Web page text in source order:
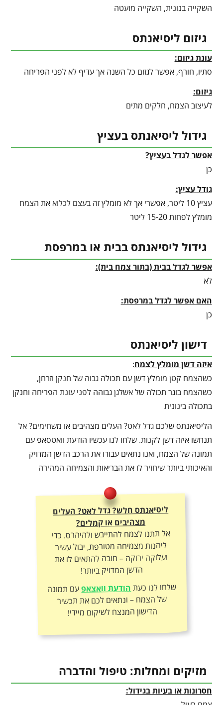
השקייה בנונית, השקייה מועטה
גיזום ליסיאנתס
עונת גיזום:
סתיו, חורף, אפשר לגזום כל השנה אך עדיף לא לפני הפריחה
גיזום:
לעיצוב הצמח, חלקים מתים
גידול ליסיאנתס בעציץ
אפשר לגדל בעציץ?
כן
גודל עציץ:
עציץ 10 ליטר, אפשרי אך לא מומלץ זה בעצם לכלוא את הצמח
מומלץ לפחות 15-20 ליטר
גידול ליסיאנתס בבית או במרפסת
אפשר לגדל בבית (בתור צמח בית):
לא
האם אפשר לגדל במרפסת:
כן
דישון ליסיאנתס
איזה דשן מומלץ לצמח:
כשהצמח קטן מומלץ דשן עם תכולה גבוה של חנקן וזרחן,
כשהצמח בוגר תכולה של אשלגן גבוהה לפני עונת הפריחה וחנקן
בתכולה בינונית
הליסיאנתס שלכם גדל לאט? העלים מצהיבים או משחימים? אל
תנחשו איזה דשן לקנות. שלחו לנו עכשיו הודעת וואטסאפ עם
תמונה של הצמח, ואנו נתאים עבורו את הרכב הדשן המדויק
והאיכותי ביותר שיחזיר לו את הבריאות והצמיחה המהירה
ליסיאנתס חלש? גדל לאט? העלים
מצהיבים או קמלים?
אל תתנו לצמח להתייבש ולהיהרס. כדי
ליהנות מצמיחה מטורפת, יבול עשיר
ועלוקה ירוקה – חובה להתאים לו את
הדשן המדויק ביותר!
שלחו לנו כעתהודעת וואצאפעם תמונה
של הצמח – ונתאים לכם את תכשיר
הדישון המנצח לשיקום מיידי!
מזיקים ומחלות: טיפול והדברה
חסרונות או בעיות בגידול: